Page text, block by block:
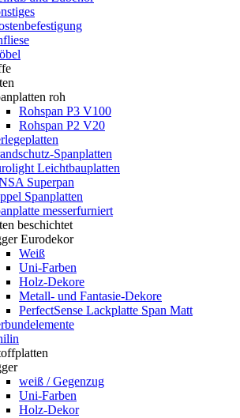
roh
Rohspan P3 V100
Rohspan P2 V20
Spanplatten
Leichtbauplatten
Superpan
Spanplatten
messerfurniert
beschichtet
Eurodekor
Weiß
Uni-Farben
Holz-Dekore
Metall- und Fantasie-Dekore
PerfectSense Lackplatte Span Matt
weiß / Gegenzug
Uni-Farben
Holz-Dekor